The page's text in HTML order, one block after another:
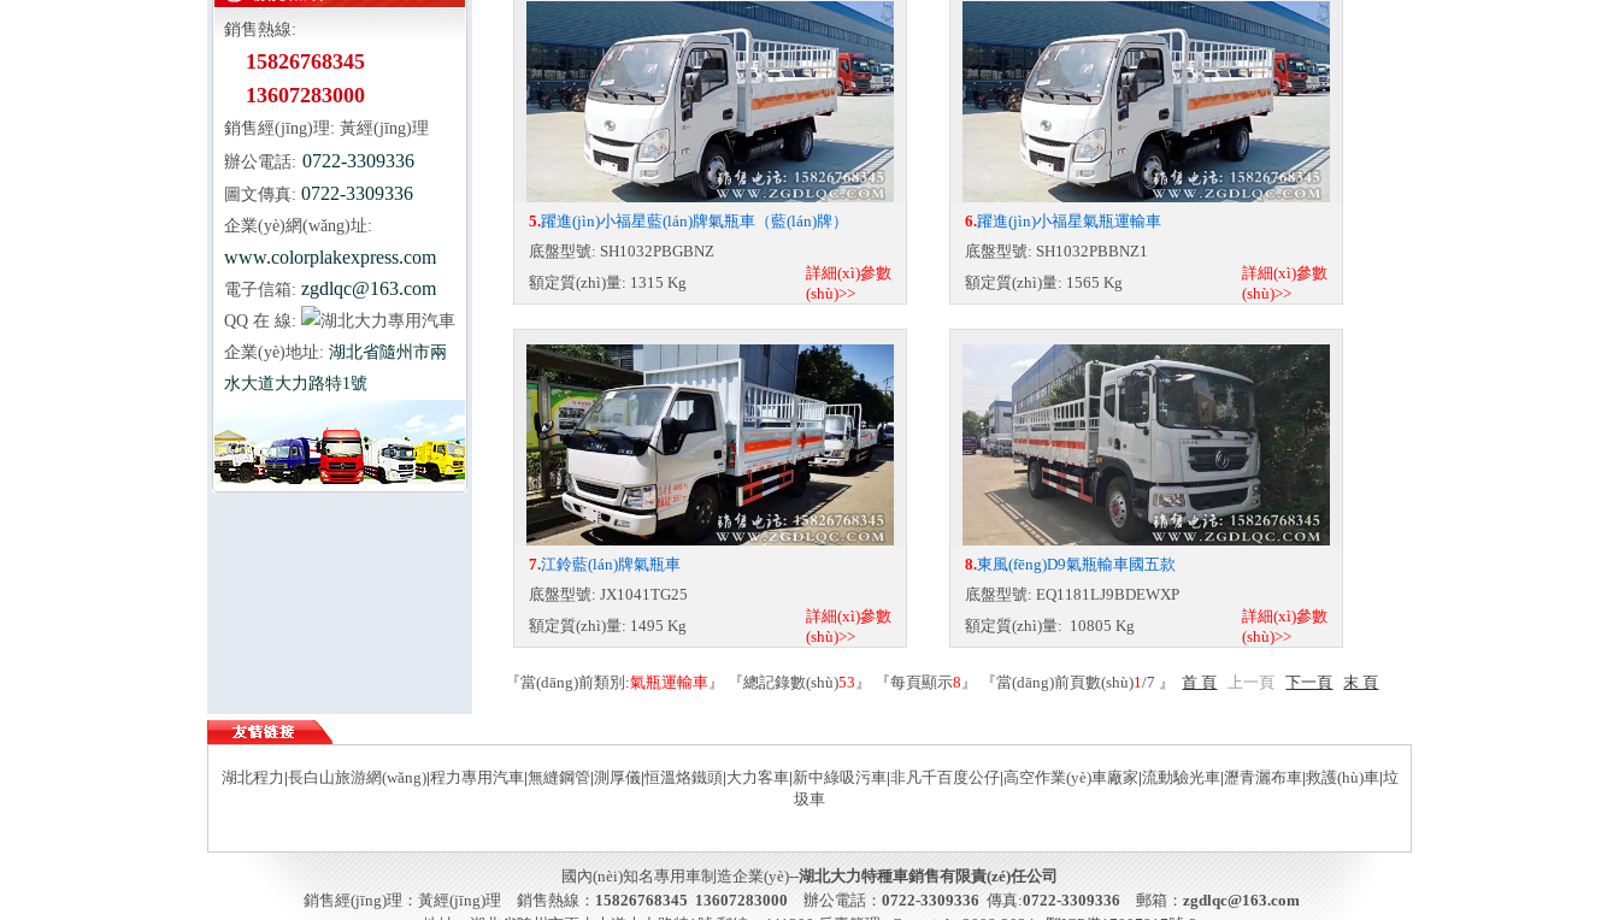
銷售熱線:
15826768345
13607283000
銷售經(jīng)理: 黃經(jīng)理
辦公電話: 0722-3309336
圖文傳真: 0722-3309336
企業(yè)網(wǎng)址:
www.colorplakexpress.com
電子信箱: zgdlqc@163.com
QQ 在 線:
企業(yè)地址: 湖北省隨州市兩
水大道大力路特1號
5.躍進(jìn)小福星藍(lán)牌氣瓶車（藍(lán)牌）
底盤型號: SH1032PBGBNZ
額定質(zhì)量: 1315 Kg
詳細(xì)參數
(shù)>>
6.躍進(jìn)小福星氣瓶運輸車
底盤型號: SH1032PBBNZ1
額定質(zhì)量: 1565 Kg
詳細(xì)參數
(shù)>>
7.江鈴藍(lán)牌氣瓶車
底盤型號: JX1041TG25
額定質(zhì)量: 1495 Kg
詳細(xì)參數
(shù)>>
8.東風(fēng)D9氣瓶輸車國五款
底盤型號: EQ1181LJ9BDEWXP
額定質(zhì)量: 10805 Kg
詳細(xì)參數
(shù)>>
『當(dāng)前類別:氣瓶運輸車 』 『總記錄數(shù)53 』 『每頁顯示8 』 『當(dāng)前頁數(shù)1/7 』首 頁 上一頁 下一頁 末 頁
湖北程力 |長白山旅游網(wǎng)|程力專用汽車|無縫鋼管|測厚儀|恒溫烙鐵頭|大力客車|新中綠吸污車|非凡千百度公仔|高空作業(yè)車廠家|流動驗光車|瀝青灑布車|救護(hù)車|垃
圾車
國內(nèi)知名專用車制造企業(yè)--湖北大力特種車銷售有限責(zé)任公司
銷售經(jīng)理：黃經(jīng)理 銷售熱線： 15826768345 13607283000 辦公電話： 0722-3309336 傳真:0722-3309336 郵箱： zgdlqc@163.com